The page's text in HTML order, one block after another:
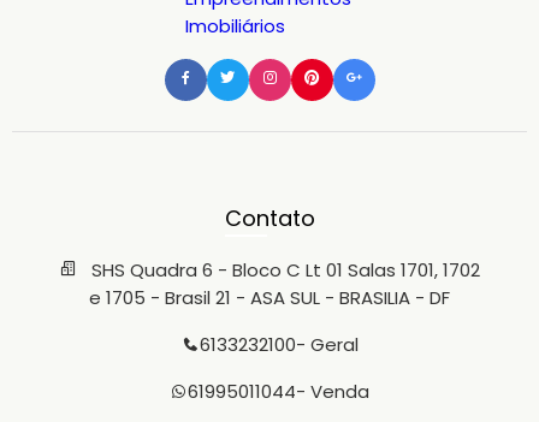
Contato
SHS Quadra 6 - Bloco C Lt 01 Salas 1701, 1702
e 1705 - Brasil 21 - ASA SUL - BRASILIA - DF
6133232100- Geral
61995011044- Venda